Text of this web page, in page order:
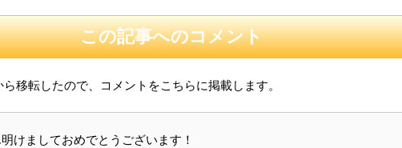
この記事へのコメント
移転したので、コメントをこちらに掲載します。
けましておめでとうございます！